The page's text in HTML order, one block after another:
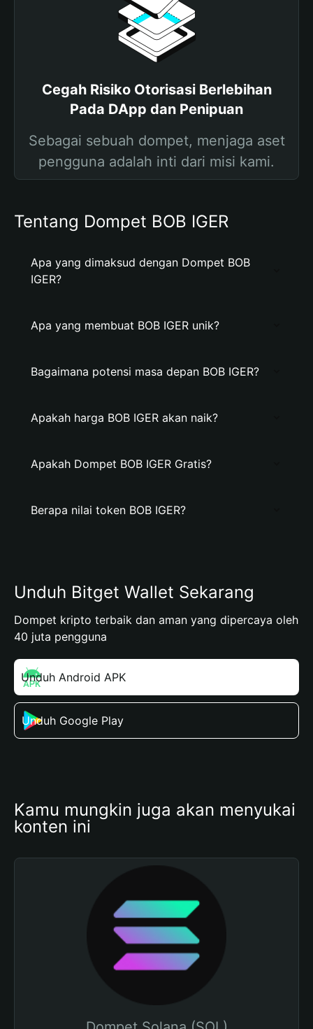
Cegah Risiko Otorisasi Berlebihan
Pada DApp dan Penipuan
Sebagai sebuah dompet, menjaga aset
pengguna adalah inti dari misi kami.
Tentang Dompet BOB IGER
Apa yang dimaksud dengan Dompet BOB
IGER?
Apa yang membuat BOB IGER unik?
Bagaimana potensi masa depan BOB IGER?
Apakah harga BOB IGER akan naik?
Apakah Dompet BOB IGER Gratis?
Berapa nilai token BOB IGER?
Unduh Bitget Wallet Sekarang
Dompet kripto terbaik dan aman yang dipercaya oleh
40 juta pengguna
Unduh Android APK
Unduh Google Play
Kamu mungkin juga akan menyukai
konten ini